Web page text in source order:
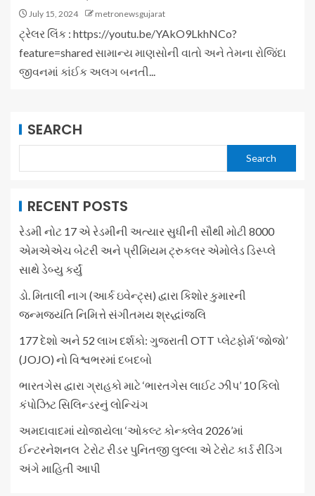
July 15, 2024 metronewsgujarat
ટ્રેલર લિંક : https://youtu.be/YAkO9LkhNCo?
feature=shared સામાન્ય માણસોની વાતો અને તેમના રોજિંદા
જીવનમાં કાંઈક અલગ બનતી...
SEARCH
Search
RECENT POSTS
રેડમી નોટ 17 એ રેડમીની અત્યાર સુધીની સૌથી મોટી 8000
એમએએચ બેટરી અને પ્રીમિયમ ટ્રુકલર એમોલેડ ડિસ્પ્લે
સાથે ડેબ્યુ કર્યું
ડો. મિતાલી નાગ (આર્ક ઇવેન્ટ્સ) દ્વારા કિશોર કુમારની
જન્મજયંતિ નિમિત્તે સંગીતમય શ્રદ્ધાંજલિ
177 દેશો અને 52 લાખ દર્શકો: ગુજરાતી OTT પ્લેટફોર્મ ‘જોજો’
(JOJO) નો વિશ્વભરમાં દબદબો
ભારતગેસ દ્વારા ગ્રાહકો માટે ‘ભારતગેસ લાઈટ ઝીપ’ 10 કિલો
કંપોઝિટ સિલિન્ડરનું લોન્ચિંગ
અમદાવાદમાં યોજાયેલા ‘ઓકલ્ટ કોન્ક્લેવ 2026’માં
ઈન્ટરનેશનલ ટેરોટ રીડર પુનિતજી લુલ્લા એ ટેરોટ કાર્ડ રીડિંગ
અંગે માહિતી આપી